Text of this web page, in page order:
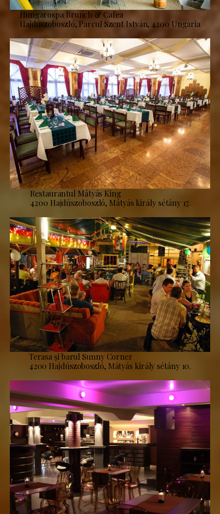
Hungarospa Brunch & Cafea
Hajdúszoboszló, Parcul Szent István, 4200 Ungaria
Restaurantul Mátyás King
4200 Hajdúszoboszló, Mátyás király sétány 17.
Terasa și barul Sunny Corner
4200 Hajdúszoboszló, Mátyás király sétány 10.